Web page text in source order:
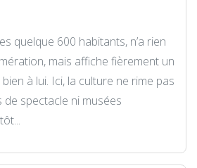
quelque 600 habitants, n’a rien
mais affiche fièrement un
à lui. Ici, la culture ne rime pas
de spectacle ni musées